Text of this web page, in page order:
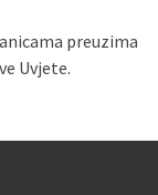
preuzima
Uvjete.